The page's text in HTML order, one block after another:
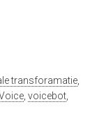
transforamatie
,voicebot